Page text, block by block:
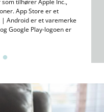
tilhører Apple Inc.,
App Store er et
Android er et varemerke
Google Play-logoen er